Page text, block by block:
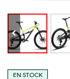
EN STOCK